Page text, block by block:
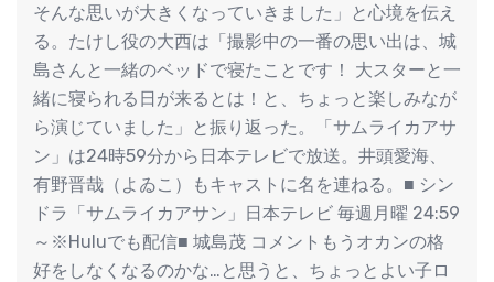
そんな思いが大きくなっていきました」と心境を伝え
る。たけし役の大西は「撮影中の一番の思い出は、城
島さんと一緒のベッドで寝たことです！ 大スターと一
緒に寝られる日が来るとは！と、ちょっと楽しみなが
ら演じていました」と振り返った。「サムライカアサ
ン」は24時59分から日本テレビで放送。井頭愛海、
有野晋哉（よゐこ）もキャストに名を連ねる。■ シン
ドラ「サムライカアサン」日本テレビ 毎週月曜 24:59
～※Huluでも配信■ 城島茂 コメントもうオカンの格
好をしなくなるのかな…と思うと、ちょっとよい子ロ